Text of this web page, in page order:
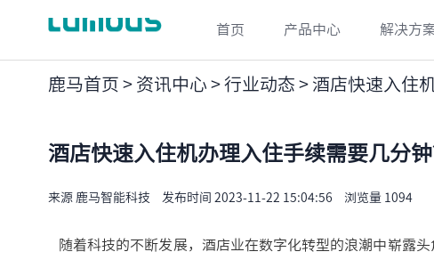
首页 产品中心 解决方
鹿马首页 > 资讯中心 > 行业动态 > 酒店快速入住
酒店快速入住机办理入住手续需要几分
来源 鹿马智能科技 发布时间 2023-11-22 15:04:56 浏览量 1094
随着科技的不断发展，酒店业在数字化转型的浪潮中崭露